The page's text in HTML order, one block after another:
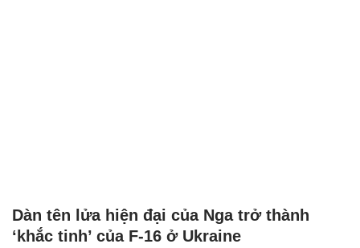
Dàn tên lửa hiện đại của Nga trở thành
‘khắc tinh’ của F-16 ở Ukraine